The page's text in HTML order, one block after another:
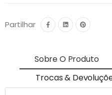
Partilhar
Sobre O Produto
Trocas &